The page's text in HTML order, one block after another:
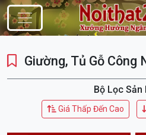
Điều Hướng
Giường, Tủ Gỗ Công
Bộ Lọc Sản
Giá Thấp Đến Cao